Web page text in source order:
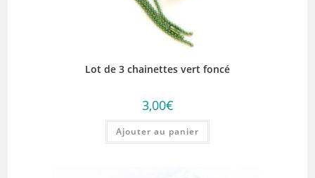
Lot de 3 chainettes vert foncé
3,00€
Ajouter au panier